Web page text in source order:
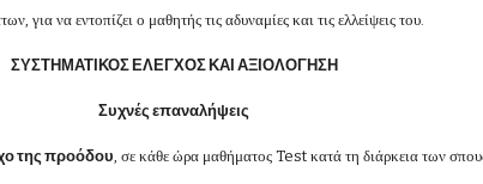
για να εντοπίζει ο μαθητής τις αδυναμίες και τις ελλείψεις του.
ΣΥΣΤΗΜΑΤΙΚΟΣ ΕΛΕΓΧΟΣ ΚΑΙ ΑΞΙΟΛΟΓΗΣΗ
Συχνές επαναλήψεις
της προόδου, σε κάθε ώρα μαθήματος Test κατά τη διάρκεια των